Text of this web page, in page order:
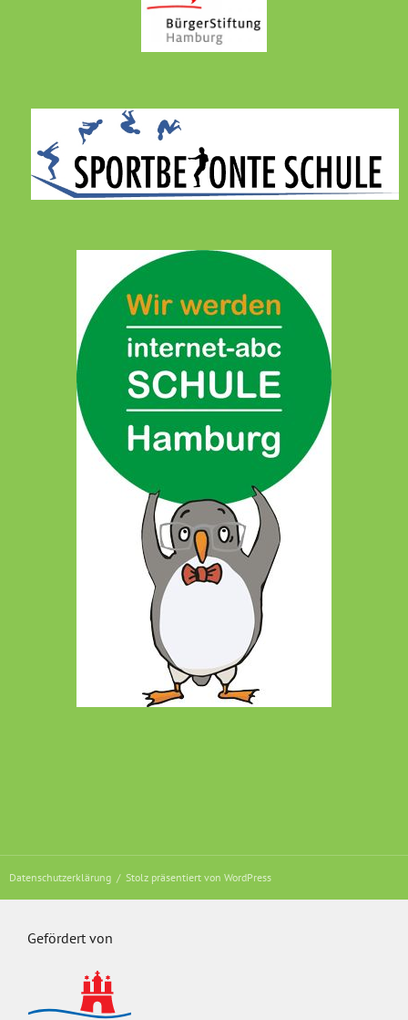
Datenschutzerklärung Stolz präsentiert von WordPress
Gefördert von